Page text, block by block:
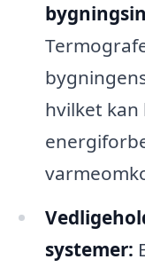
hvilket
systemer: